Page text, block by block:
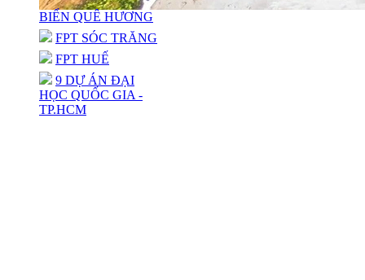
BIỂN QUÊ HƯƠNG
FPT SÓC TRĂNG
FPT HUẾ
9 DỰ ÁN ĐẠI
HỌC QUỐC GIA -
TP.HCM